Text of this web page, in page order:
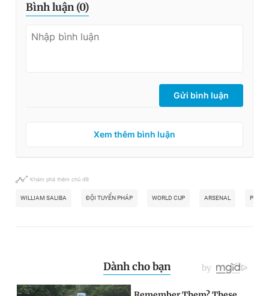
Bình luận (0)
Gửi bình luận
Xem thêm bình luận
Khám phá thêm chủ đề
WILLIAM SALIBA ĐỘI TUYỂN PHÁP WORLD CUP ARSENAL PSG